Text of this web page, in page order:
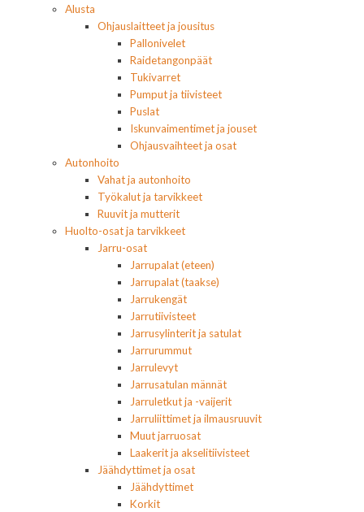
Alusta
Ohjauslaitteet ja jousitus
Pallonivelet
Raidetangonpäät
Tukivarret
Pumput ja tiivisteet
Puslat
Iskunvaimentimet ja jouset
Ohjausvaihteet ja osat
Autonhoito
Vahat ja autonhoito
Työkalut ja tarvikkeet
Ruuvit ja mutterit
Huolto-osat ja tarvikkeet
Jarru-osat
Jarrupalat (eteen)
Jarrupalat (taakse)
Jarrukengät
Jarrutiivisteet
Jarrusylinterit ja satulat
Jarrurummut
Jarrulevyt
Jarrusatulan männät
Jarruletkut ja -vaijerit
Jarruliittimet ja ilmausruuvit
Muut jarruosat
Laakerit ja akselitiivisteet
Jäähdyttimet ja osat
Jäähdyttimet
Korkit